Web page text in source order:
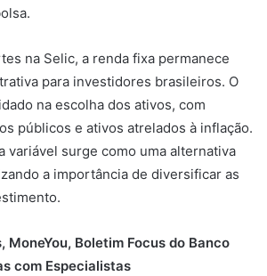
na Selic, a renda fixa permanece
para investidores brasileiros. O
na escolha dos ativos, com
públicos e ativos atrelados à inflação.
variável surge como uma alternativa
a importância de diversificar as
MoneYou, Boletim Focus do Banco
com Especialistas